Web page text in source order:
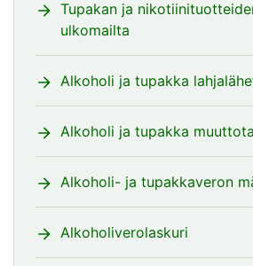
Tupakan ja
ulkomailta
Alkoholi ja tupakka
Alkoholi ja tupakka
Alkoholi- ja tupakkaveron
Alkoholiverolaskuri